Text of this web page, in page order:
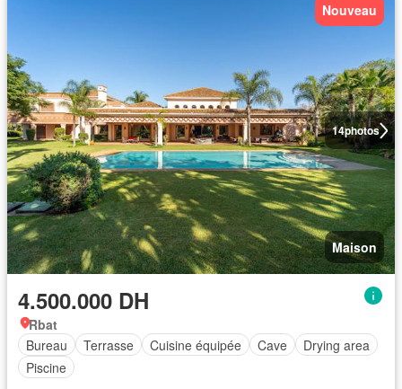
14photos
Nouveau
Maison
4.500.000 DH
Rbat
Bureau
Terrasse Cuisine équipée Cave
Drying area
Piscine